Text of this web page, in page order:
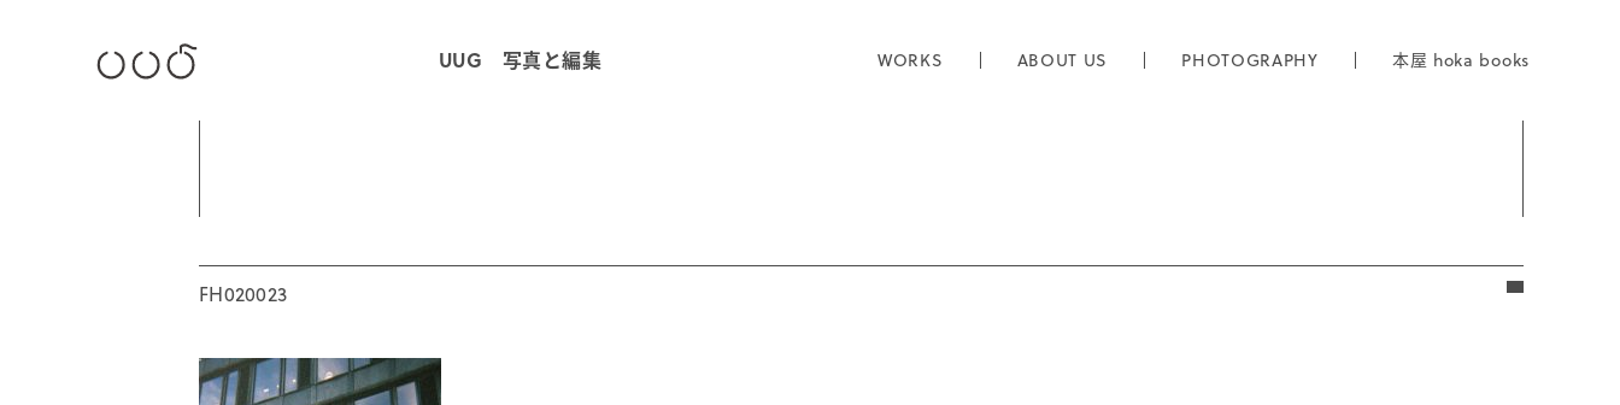
UUG 写真と編集 WORKS ABOUT US PHOTOGRAPHY 本屋 hoka books
FH020023